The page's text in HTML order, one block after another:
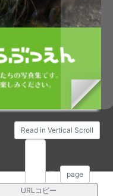
Read in Vertical Scroll
/74 page
URLコピー